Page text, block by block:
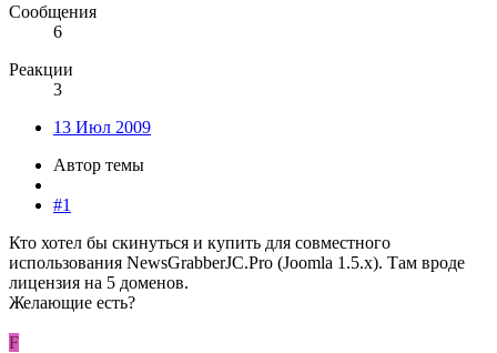
Сообщения
6
Реакции
3
13 Июл 2009
Автор темы
#1
Кто хотел бы скинуться и купить для совместного
использования NewsGrabberJC.Pro (Joomla 1.5.x). Там вроде
лицензия на 5 доменов.
Желающие есть?
F